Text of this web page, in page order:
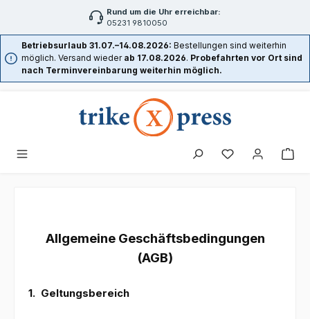
Zum Hauptinhalt springenRund um die Uhr erreichbar:
05231 9810050
Betriebsurlaub 31.07.–14.08.2026: Bestellungen sind weiterhin
möglich. Versand wieder ab 17.08.2026. Probefahrten vor Ort sind
nach Terminvereinbarung weiterhin möglich.
Allgemeine Geschäftsbedingungen
(AGB)
1. Geltungsbereich